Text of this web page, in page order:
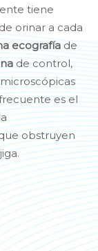
tiene
orinar a cada
ecografía de
de control,
es el
obstruyen